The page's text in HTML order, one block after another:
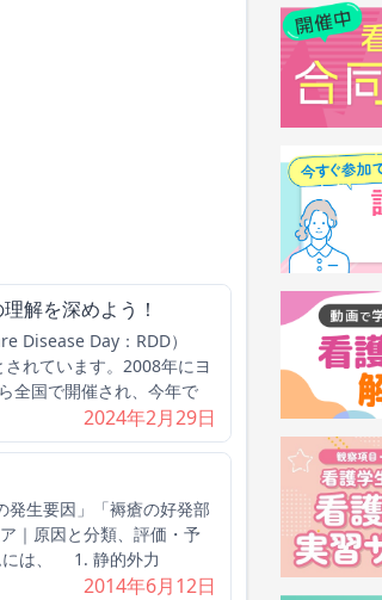
解を深めよう！
Disease Day：RDD）
れています。2008年にヨ
全国で開催され、今年で
2024年2月29日
発生要因」「褥瘡の好発部
｜原因と分類、評価・予
には、 1. 静的外力
2014年6月12日